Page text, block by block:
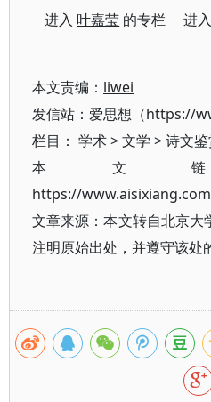
进入叶嘉莹 的专栏 进
本文责编： liwei
发信站：爱思想（https://
栏目： 学术>文学 >诗文
本文
https://
文章来源：本文转自北京大
注明原始出处，并遵守该处